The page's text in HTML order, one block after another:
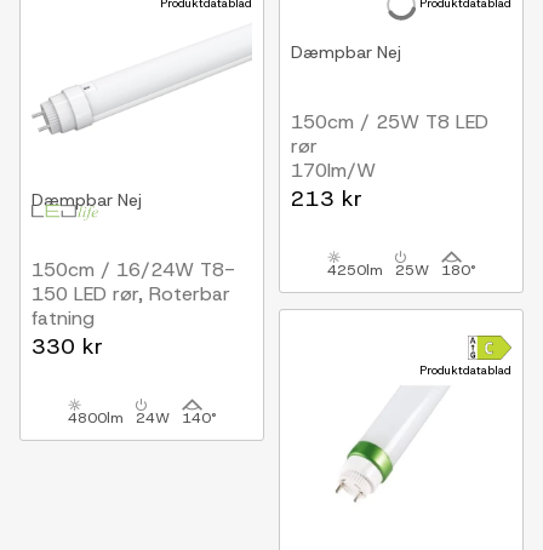
Dæmpbar Nej
150cm / 16/24W T8-
150 LED rør, Roterbar
fatning
200lm/W, Flicker free
330 kr
4800lm 24W 140°
Dæmpbar Nej
150cm / 25W T8 LED
rør
170lm/W
213 kr
4250lm 25W 180°
Produktdatablad